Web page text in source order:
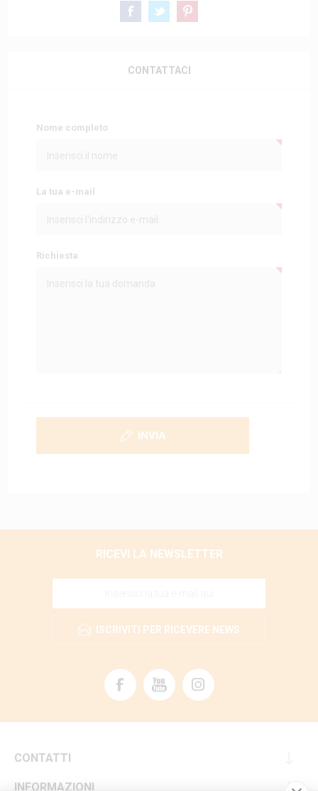
CONTATTACI
Nome completo
La tua e-mail
Richiesta
INVIA
RICEVI LA NEWSLETTER
ISCRIVITI PER RICEVERE NEWS
CONTATTI
INFORMAZIONI